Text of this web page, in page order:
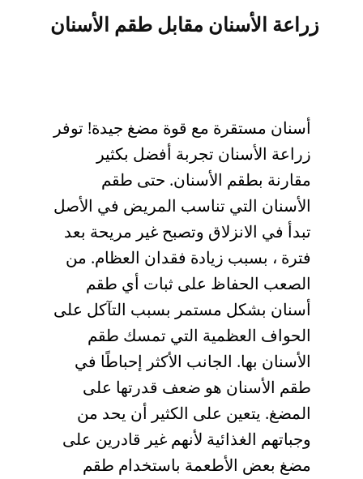
زراعة الأسنان مقابل طقم الأسنان
أسنان مستقرة مع قوة مضغ جيدة! توفر
زراعة الأسنان تجربة أفضل بكثير
مقارنة بطقم الأسنان. حتى طقم
الأسنان التي تناسب المريض في الأصل
تبدأ في الانزلاق وتصبح غير مريحة بعد
فترة ، بسبب زيادة فقدان العظام. من
الصعب الحفاظ على ثبات أي طقم
أسنان بشكل مستمر بسبب التآكل على
الحواف العظمية التي تمسك طقم
الأسنان بها. الجانب الأكثر إحباطًا في
طقم الأسنان هو ضعف قدرتها على
المضغ. يتعين على الكثير أن يحد من
وجباتهم الغذائية لأنهم غير قادرين على
مضغ بعض الأطعمة باستخدام طقم